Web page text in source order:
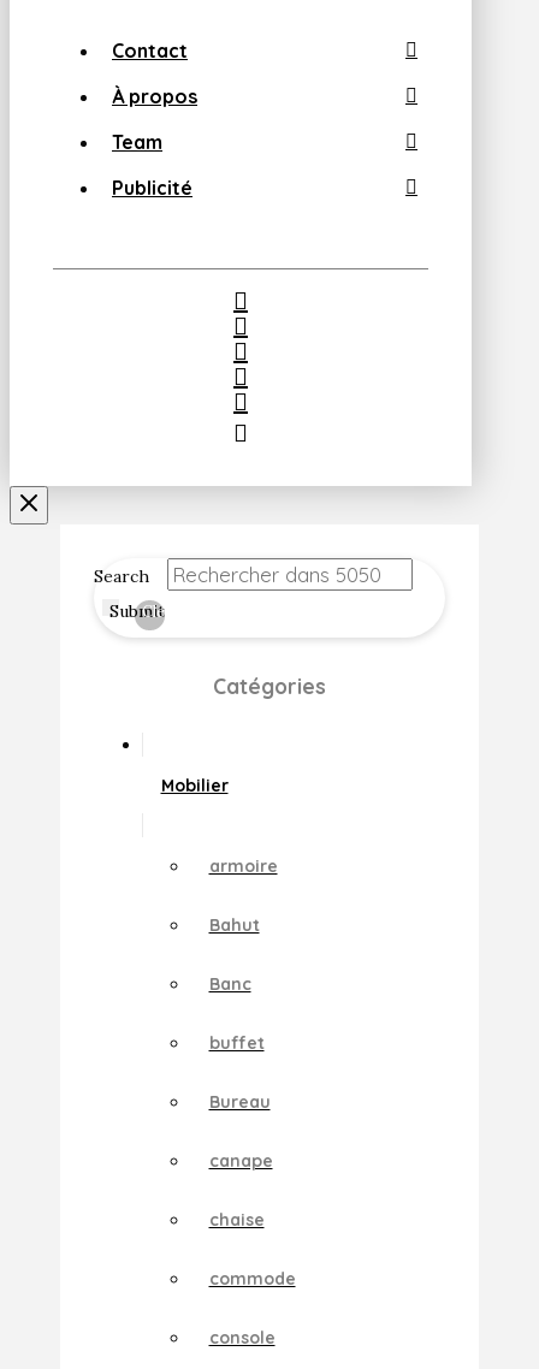
Contact
À propos
Team
Publicité
Search
Submit
Clear
Catégories
Mobilier
armoire
Bahut
Banc
buffet
Bureau
canape
chaise
commode
console